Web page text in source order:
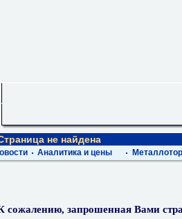
не найдена
Аналитика и цены
сожалению, запрошенная Вами